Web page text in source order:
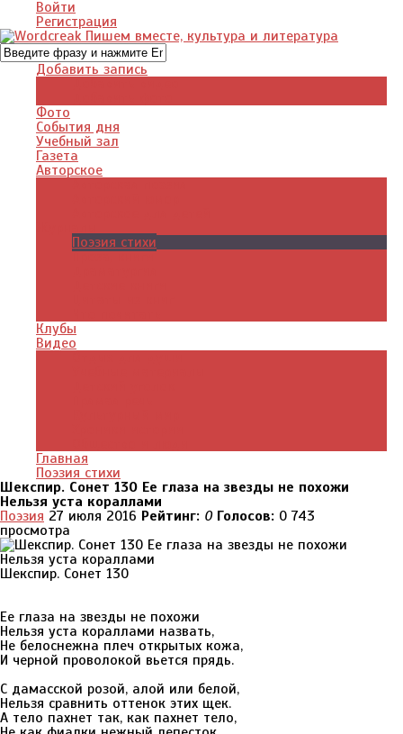
Войти
Регистрация
Добавить запись
Фото
События дня
Учебный зал
Газета
Авторское
Поэзия стихи
Проза, книги
Клубы
Видео
Главная
Поэзия стихи
Шекспир. Сонет 130 Ее глаза на звезды не похожи
Нельзя уста кораллами
Поэзия 27 июля 2016 Рейтинг: 0 Голосов: 0 743
просмотра
Шекспир. Сонет 130
Ее глаза на звезды не похожи
Нельзя уста кораллами назвать,
Не белоснежна плеч открытых кожа,
И черной проволокой вьется прядь.
С дамасской розой, алой или белой,
Нельзя сравнить оттенок этих щек.
А тело пахнет так, как пахнет тело,